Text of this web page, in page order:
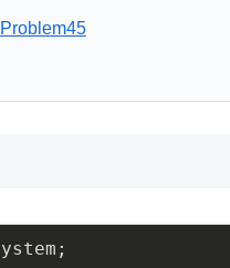
Problem45